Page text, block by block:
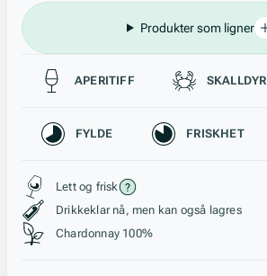
Produkter som ligner
Passer til
APERITIFF SKALLDYR
Karakteristikk
FYLDE FRISKHET
Stil, lagring og råstoff
Lett og frisk
Drikkeklar nå, men kan også lagres
Chardonnay 100%